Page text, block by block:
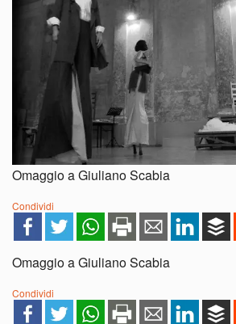
Omaggio a Giuliano Scabia
Condividi
Omaggio a Giuliano Scabia
Condividi